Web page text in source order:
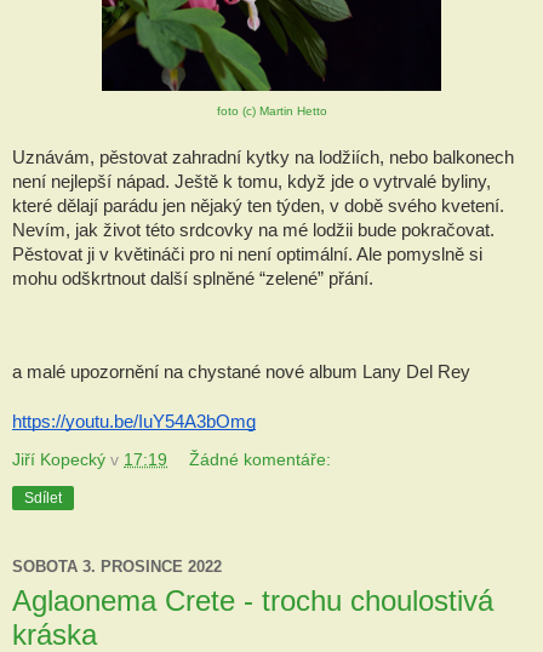
foto (c) Martin Hetto
Uznávám, pěstovat zahradní kytky na lodžiích, nebo balkonech
není nejlepší nápad. Ještě k tomu, když jde o vytrvalé byliny,
které dělají parádu jen nějaký ten týden, v době svého kvetení.
Nevím, jak život této srdcovky na mé lodžii bude pokračovat.
Pěstovat ji v květináči pro ni není optimální. Ale pomyslně si
mohu odškrtnout další splněné “zelené” přání.
a malé upozornění na chystané nové album Lany Del Rey
https://youtu.be/IuY54A3bOmg
Jiří Kopecký v 17:19 Žádné komentáře:
Sdílet
SOBOTA 3. PROSINCE 2022
Aglaonema Crete - trochu choulostivá
kráska